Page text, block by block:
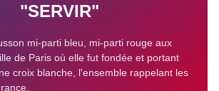
"SERVIR"
mi-parti bleu, mi-parti rouge aux
de Paris où elle fut fondée et portant
croix blanche, l'ensemble rappelant les